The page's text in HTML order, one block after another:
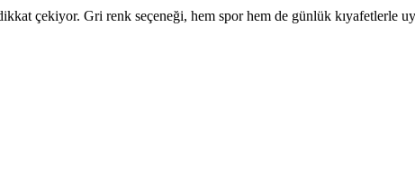
çekiyor. Gri renk seçeneği, hem spor hem de günlük kıyafetlerle